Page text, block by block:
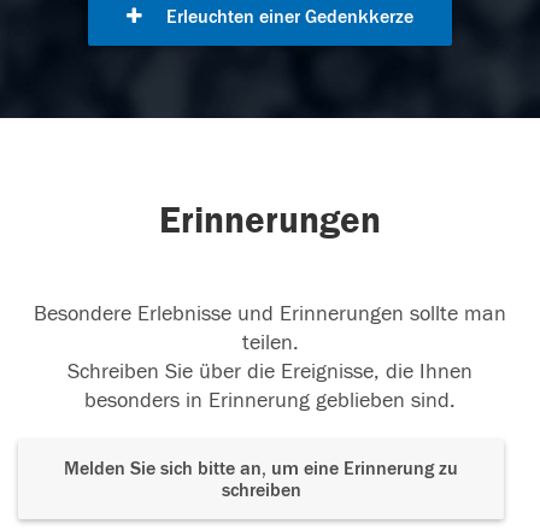
Erleuchten einer Gedenkkerze
Erinnerungen
Besondere Erlebnisse und Erinnerungen sollte man
teilen.
Schreiben Sie über die Ereignisse, die Ihnen
besonders in Erinnerung geblieben sind.
Melden Sie sich bitte an, um eine Erinnerung zu
schreiben